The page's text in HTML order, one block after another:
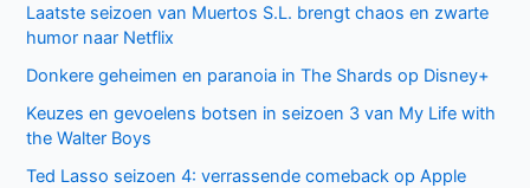
Laatste seizoen van Muertos S.L. brengt chaos en zwarte
humor naar Netflix
Donkere geheimen en paranoia in The Shards op Disney+
Keuzes en gevoelens botsen in seizoen 3 van My Life with
the Walter Boys
Ted Lasso seizoen 4: verrassende comeback op Apple